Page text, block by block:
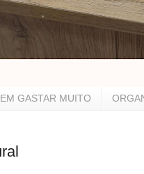
GASTAR MUITO